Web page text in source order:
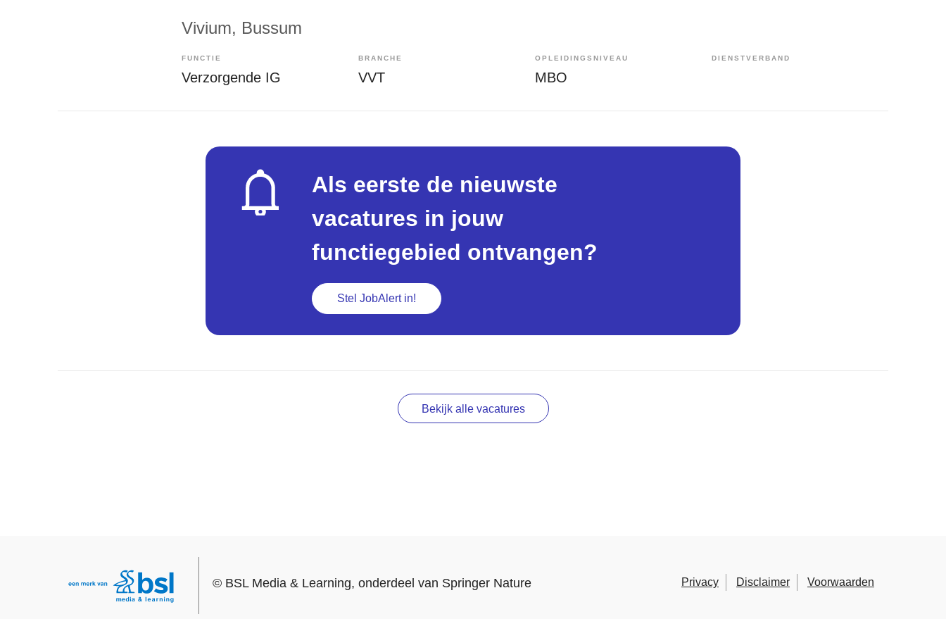
Vivium, Bussum
FUNCTIE
Verzorgende IG
BRANCHE
VVT
OPLEIDINGSNIVEAU
MBO
DIENSTVERBAND
Als eerste de nieuwste
vacatures in jouw
functiegebied ontvangen?
Stel JobAlert in!
Bekijk alle vacatures
Privacy Disclaimer Voorwaarden
© BSL Media & Learning, onderdeel van Springer Nature